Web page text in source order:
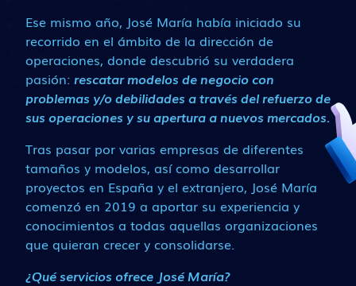
Ese mismo año, José María había iniciado su
recorrido en el ámbito de la dirección de
operaciones, donde descubrió su verdadera
pasión: rescatar modelos de negocio con
problemas y/o debilidades a través del refuerzo de
sus operaciones y su apertura a nuevos mercados.
Tras pasar por varias empresas de diferentes
tamaños y modelos, así como desarrollar
proyectos en España y el extranjero, José María
comenzó en 2019 a aportar su experiencia y
conocimientos a todas aquellas organizaciones
que quieran crecer y consolidarse.
¿Qué servicios ofrece José María?